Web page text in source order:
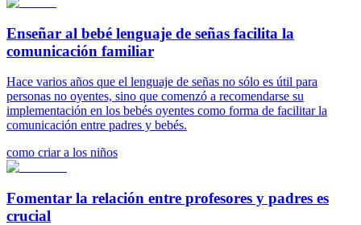
Enseñar al bebé lenguaje de señas facilita la
comunicación familiar
Hace varios años que el lenguaje de señas no sólo es útil para
personas no oyentes, sino que comenzó a recomendarse su
implementación en los bebés oyentes como forma de facilitar la
comunicación entre padres y bebés.
como criar a los niños
Fomentar la relación entre profesores y padres es
crucial